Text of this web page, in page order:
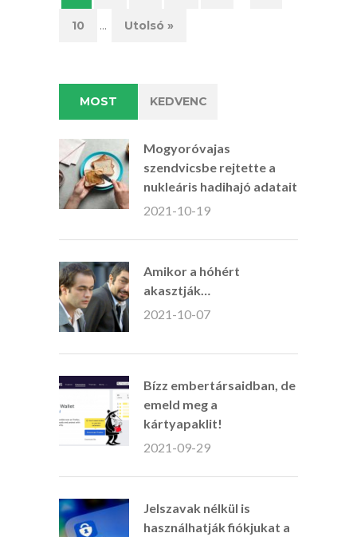
10 ... Utolsó »
MOST KEDVENC
Mogyoróvajas
szendvicsbe rejtette a
nukleáris hadihajó adatait
2021-10-19
Amikor a hóhért
akasztják…
2021-10-07
Bízz embertársaidban, de
emeld meg a
kártyapaklit!
2021-09-29
Jelszavak nélkül is
használhatják fiókjukat a